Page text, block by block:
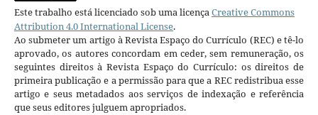
Este trabalho está licenciado sob uma licençaCreative Commons
Attribution 4.0 International License.
Ao submeter um artigo à Revista Espaço do Currículo (REC) e tê-lo
aprovado, os autores concordam em ceder, sem remuneração, os
seguintes direitos à Revista Espaço do Currículo: os direitos de
primeira publicação e a permissão para que a REC redistribua esse
artigo e seus metadados aos serviços de indexação e referência
que seus editores julguem apropriados.